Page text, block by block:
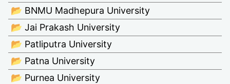
📂 BNMU Madhepura University
📂 Jai Prakash University
📂 Patliputra University
📂 Patna University
📂 Purnea University